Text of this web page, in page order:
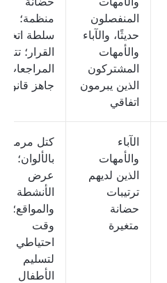
المنفصلون
حديثًا، والآباء
والأمهات
المشتركون
الذين يبرمون
اتفاقي
منظمة؛
سلطة اتخاذ
القرار؛ تتبع
المراجعات؛
جاهز قانونيًا
الآباء
والأمهات
الذين لديهم
ترتيبات
حضانة
متغيرة
كتل مرمزة
بالألوان؛
عرض
الأنشطة
والمواقع؛
وقت
احتياطي
لتسليم
الأطفال